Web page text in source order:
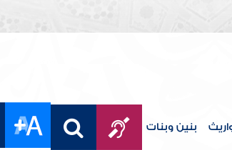
بنين وبنات